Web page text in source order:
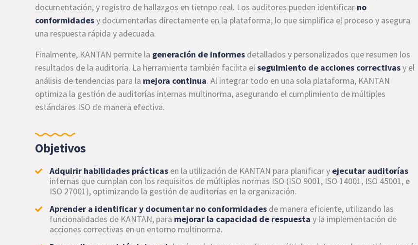
documentación, y registro de hallazgos en tiempo real. Los auditores pueden identificar no
conformidadesy documentarlas directamente en la plataforma, lo que simplifica el proceso y asegura
una respuesta rápida y adecuada.
Finalmente, KANTAN permite la generación de informes detallados y personalizados que resumen los
resultados de la auditoría. La herramienta también facilita elseguimiento de acciones correctivasy el
análisis de tendencias para la mejora continua. Al integrar todo en una sola plataforma, KANTAN
optimiza la gestión de auditorías internas multinorma, asegurando el cumplimiento de múltiples
estándares ISO de manera efectiva.
Objetivos
Adquirir habilidades prácticas en la utilización de KANTAN para planificar y ejecutar auditorías
internas que cumplan con los requisitos de múltiples normas ISO (ISO 9001, ISO 14001, ISO 45001, e
ISO 27001), optimizando la gestión de auditorías en la organización.
Aprender a identificar y documentar no conformidades de manera eficiente, utilizando las
funcionalidades de KANTAN, para mejorar la capacidad de respuesta y la implementación de
acciones correctivas en un entorno multinorma.